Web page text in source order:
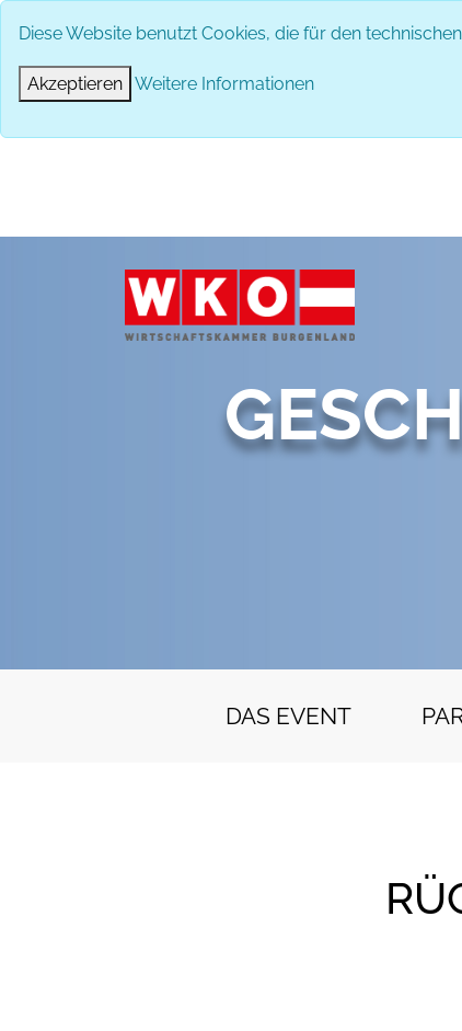
Diese Website benutzt Cookies, die für den
Akzeptieren Weitere Informationen
DAS EVENT